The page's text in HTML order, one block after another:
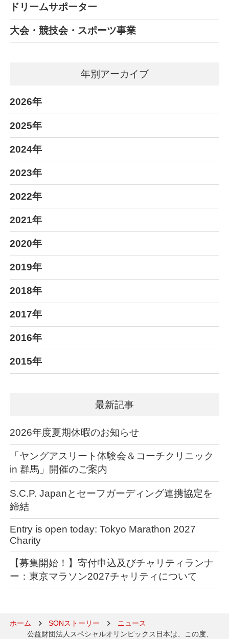
ドリームサポーター
大会・競技会・スポーツ事業
年別アーカイブ
2026年
2025年
2024年
2023年
2022年
2021年
2020年
2019年
2018年
2017年
2016年
2015年
最新記事
2026年度夏期休暇のお知らせ
「ヤングアスリート体験会＆コーチクリニック
in 群馬」開催のご案内
S.C.P. Japanとセーフガーディング連携協定を
締結
Entry is open today: Tokyo Marathon 2027
Charity
【募集開始！】寄付申込及びチャリティランナ
ー：東京マラソン2027チャリティについて
ホーム SONストーリー
ニュース
公益財団法人スペシャルオリンピックス日本は、この度、